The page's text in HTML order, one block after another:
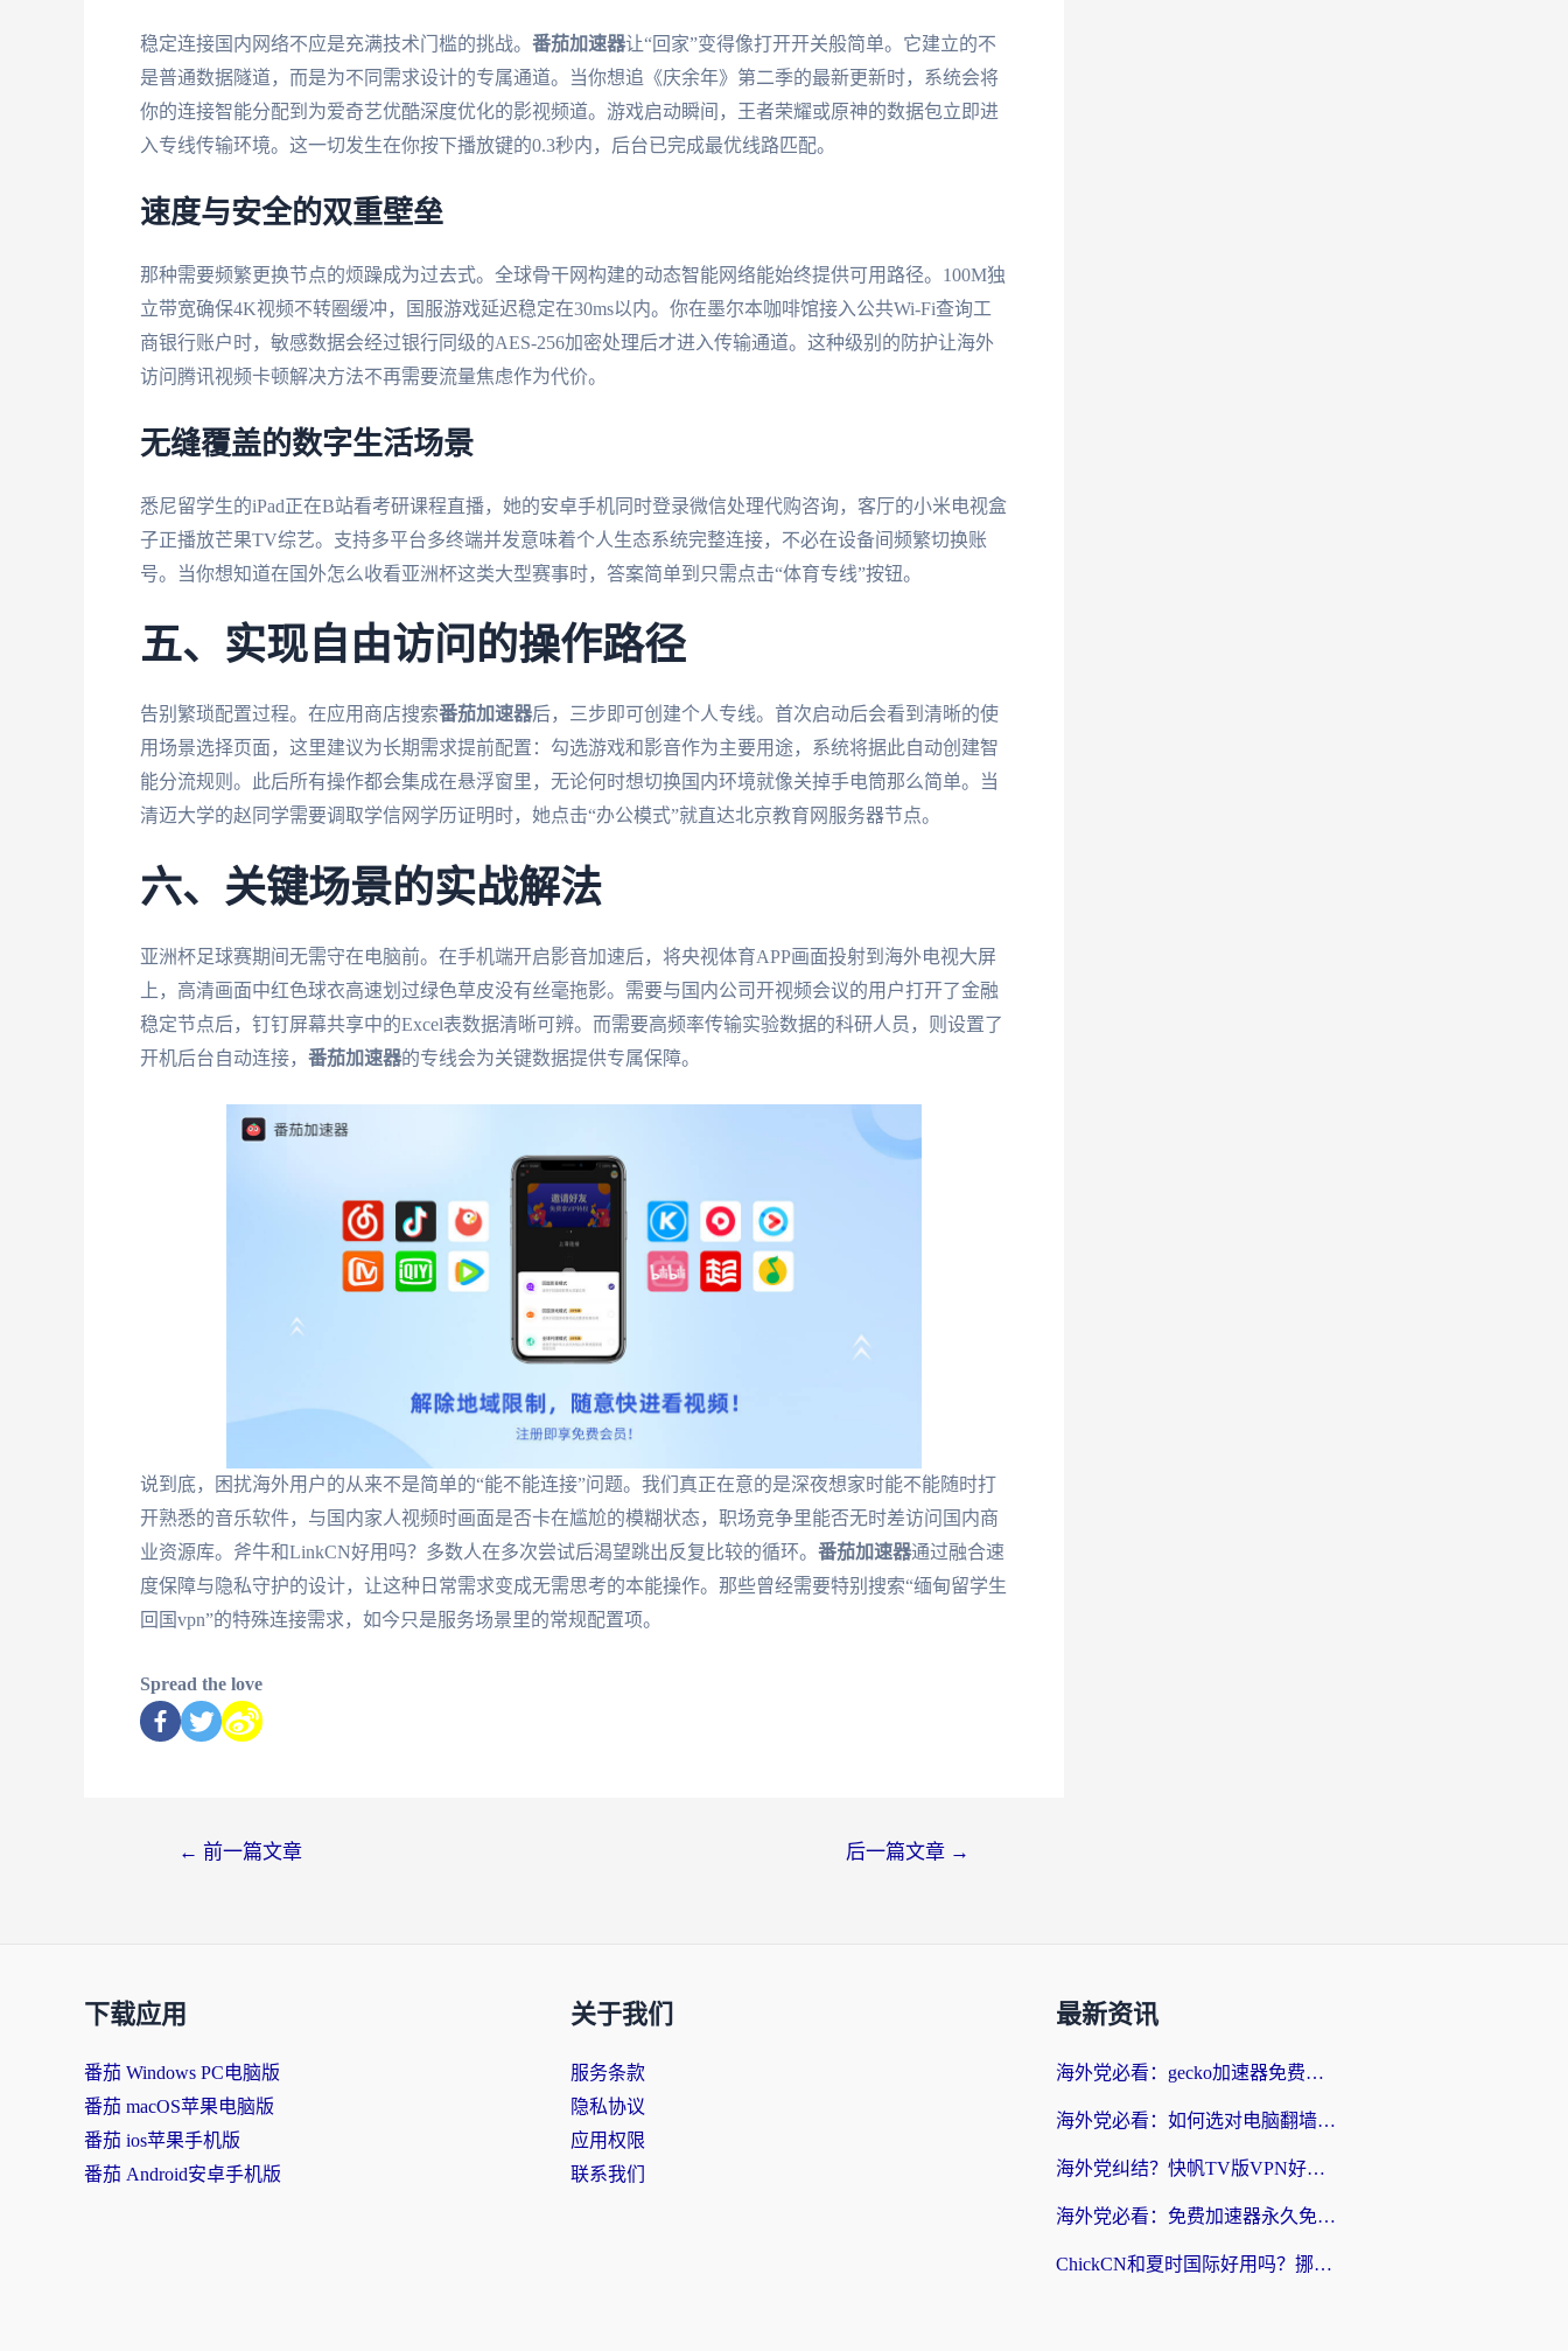
稳定连接国内网络不应是充满技术门槛的挑战。 番茄加速器让“回家”变得像打开开关般简单。它建立的不
是普通数据隧道，而是为不同需求设计的专属通道。当你想追《庆余年》第二季的最新更新时，系统会将
你的连接智能分配到为爱奇艺优酷深度优化的影视频道。游戏启动瞬间，王者荣耀或原神的数据包立即进
入专线传输环境。这一切发生在你按下播放键的0.3秒内，后台已完成最优线路匹配。
速度与安全的双重壁垒
那种需要频繁更换节点的烦躁成为过去式。全球骨干网构建的动态智能网络能始终提供可用路径。100M独
立带宽确保4K视频不转圈缓冲，国服游戏延迟稳定在30ms以内。你在墨尔本咖啡馆接入公共Wi-Fi查询工
商银行账户时，敏感数据会经过银行同级的AES-256加密处理后才进入传输通道。这种级别的防护让海外
访问腾讯视频卡顿解决方法不再需要流量焦虑作为代价。
无缝覆盖的数字生活场景
悉尼留学生的iPad正在B站看考研课程直播，她的安卓手机同时登录微信处理代购咨询，客厅的小米电视盒
子正播放芒果TV综艺。支持多平台多终端并发意味着个人生态系统完整连接，不必在设备间频繁切换账
号。当你想知道在国外怎么收看亚洲杯这类大型赛事时，答案简单到只需点击“体育专线”按钮。
五、实现自由访问的操作路径
告别繁琐配置过程。在应用商店搜索番茄加速器后，三步即可创建个人专线。首次启动后会看到清晰的使
用场景选择页面，这里建议为长期需求提前配置：勾选游戏和影音作为主要用途，系统将据此自动创建智
能分流规则。此后所有操作都会集成在悬浮窗里，无论何时想切换国内环境就像关掉手电筒那么简单。当
清迈大学的赵同学需要调取学信网学历证明时，她点击“办公模式”就直达北京教育网服务器节点。
六、关键场景的实战解法
亚洲杯足球赛期间无需守在电脑前。在手机端开启影音加速后，将央视体育APP画面投射到海外电视大屏
上，高清画面中红色球衣高速划过绿色草皮没有丝毫拖影。需要与国内公司开视频会议的用户打开了金融
稳定节点后，钉钉屏幕共享中的Excel表数据清晰可辨。而需要高频率传输实验数据的科研人员，则设置了
开机后台自动连接， 番茄加速器的专线会为关键数据提供专属保障。
说到底，困扰海外用户的从来不是简单的“能不能连接”问题。我们真正在意的是深夜想家时能不能随时打
开熟悉的音乐软件，与国内家人视频时画面是否卡在尴尬的模糊状态，职场竞争里能否无时差访问国内商
业资源库。斧牛和LinkCN好用吗？多数人在多次尝试后渴望跳出反复比较的循环。 番茄加速器通过融合速
度保障与隐私守护的设计，让这种日常需求变成无需思考的本能操作。那些曾经需要特别搜索“缅甸留学生
回国vpn”的特殊连接需求，如今只是服务场景里的常规配置项。
Spread the love
← 前一篇文章 后一篇文章 →
下载应用
番茄 Windows PC电脑版
番茄 macOS苹果电脑版
番茄 ios苹果手机版
番茄 Android安卓手机版
关于我们
服务条款
隐私协议
应用权限
联系我们
最新资讯
海外党必看：gecko加速器免费试用？教你选对回国加速器，无缝刷国内剧玩游戏
海外党必看：如何选对电脑翻墙回国软件，轻松解锁国内资源？
海外党纠结？快帆TV版VPN好用吗？和扇贝手游VPN对比哪个回国效果更好？
海外党必看：免费加速器永久免费真的存在吗？教你选对回国加速器无缝刷国内资源
ChickCN和夏时国际好用吗？挪威留学生亲测3款回国加速器，附穿梭和加速喵对比指南